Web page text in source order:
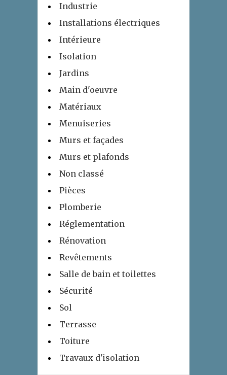
Industrie
Installations électriques
Intérieure
Isolation
Jardins
Main d'oeuvre
Matériaux
Menuiseries
Murs et façades
Murs et plafonds
Non classé
Pièces
Plomberie
Réglementation
Rénovation
Revêtements
Salle de bain et toilettes
Sécurité
Sol
Terrasse
Toiture
Travaux d'isolation